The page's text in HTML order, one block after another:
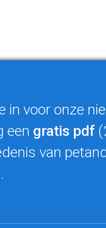
in voor onze
een gratis pdf
van